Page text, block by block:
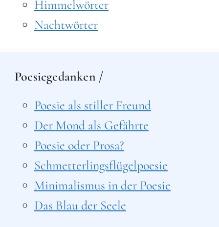
Himmelwörter
Nachtwörter
Poesiegedanken /
Poesie als stiller Freund
Der Mond als Gefährte
Poesie oder Prosa?
Schmetterlingsflügelpoesie
Minimalismus in der Poesie
Das Blau der Seele